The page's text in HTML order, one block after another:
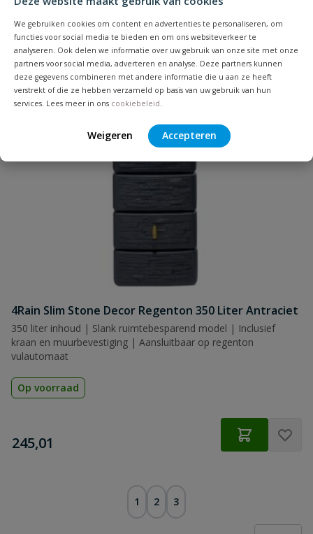
We gebruiken cookies om content en advertenties te personaliseren, om
functies voor social media te bieden en om ons websiteverkeer te
analyseren. Ook delen we informatie over uw gebruik van onze site met onze
partners voor social media, adverteren en analyse. Deze partners kunnen
deze gegevens combineren met andere informatie die u aan ze heeft
verstrekt of die ze hebben verzameld op basis van uw gebruik van hun
services. Lees meer in ons cookiebeleid
Weigeren Accepteren
4Rain Slim Stone Decor Regenton 350 Liter Antraciet
350 liter inhoud | Slank ruimtebesparend model | Inclusief
kraan en muurbevestiging | Aansluitbaar op regenton
vulautomaat
Op voorraad
€
245,01
1 2 3